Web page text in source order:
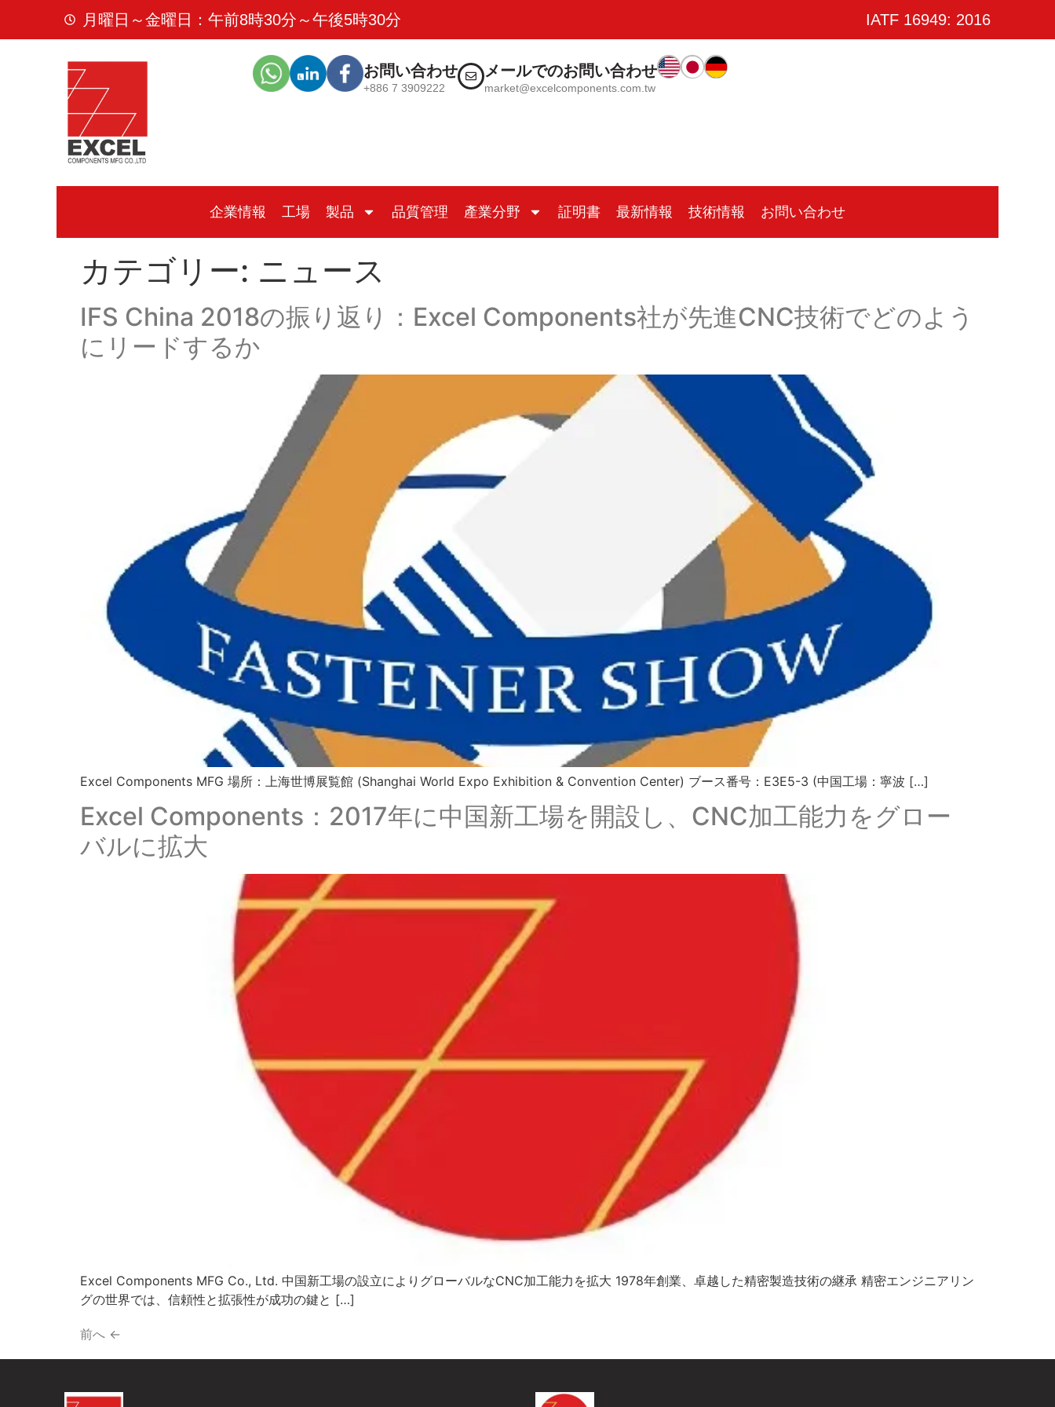
月曜日～金曜日：午前8時30分～午後5時30分 IATF 16949: 2016
お問い合わせ
+886 7 3909222
メールでのお問い合わせ
market@excelcomponents.com.tw
企業情報 工場 製品 品質管理 產業分野 証明書 最新情報 技術情報 お問い合わせ
カテゴリー: ニュース
IFS China 2018の振り返り：Excel Components社が先進CNC技術でどのよう
にリードするか
Excel Components MFG 場所：上海世博展覧館 (Shanghai World Expo Exhibition & Convention Center) ブース番号：E3E5-3 (中国工場：寧波 […]
Excel Components：2017年に中国新工場を開設し、CNC加工能力をグロー
バルに拡大
Excel Components MFG Co., Ltd. 中国新工場の設立によりグローバルなCNC加工能力を拡大 1978年創業、卓越した精密製造技術の継承 精密エンジニアリン
グの世界では、信頼性と拡張性が成功の鍵と […]
前へ ←